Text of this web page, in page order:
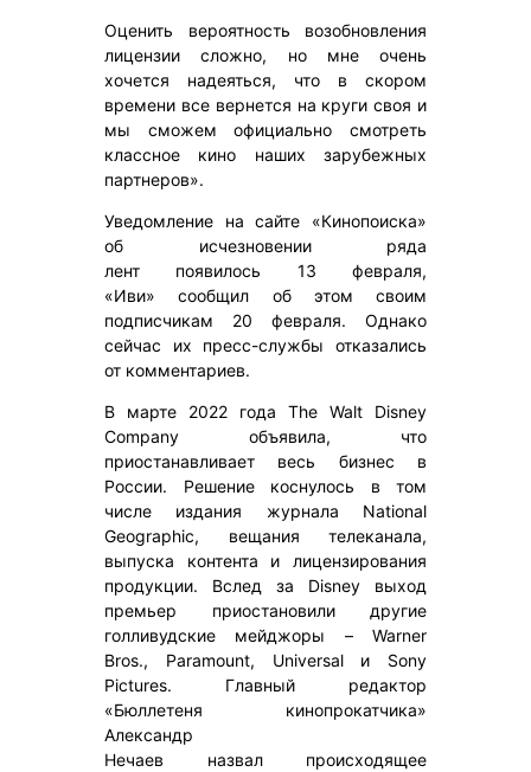
Оценить вероятность возобновления
лицензии сложно, но мне очень
хочется надеяться, что в скором
времени все вернется на круги своя и
мы сможем официально смотреть
классное кино наших зарубежных
партнеров».
Уведомление на сайте «Кинопоиска»
об исчезновении ряда
лент появилось 13 февраля,
«Иви» сообщил об этом своим
подписчикам 20 февраля. Однако
сейчас их пресс-службы отказались
от комментариев.
В марте 2022 года The Walt Disney
Company объявила, что
приостанавливает весь бизнес в
России. Решение коснулось в том
числе издания журнала National
Geographic, вещания телеканала,
выпуска контента и лицензирования
продукции. Вслед за Disney выход
премьер приостановили другие
голливудские мейджоры – Warner
Bros., Paramount, Universal и Sony
Pictures. Главный редактор
«Бюллетеня кинопрокатчика»
Александр
Нечаев назвал происходящее